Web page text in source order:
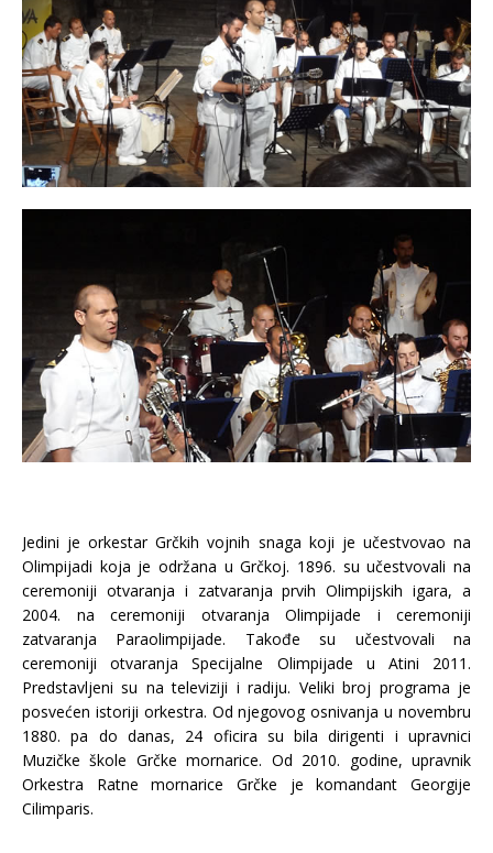
Jedini je orkestar Grčkih vojnih snaga koji je učestvovao na
Olimpijadi koja je održana u Grčkoj. 1896. su učestvovali na
ceremoniji otvaranja i zatvaranja prvih Olimpijskih igara, a
2004. na ceremoniji otvaranja Olimpijade i ceremoniji
zatvaranja Paraolimpijade. Takođe su učestvovali na
ceremoniji otvaranja Specijalne Olimpijade u Atini 2011.
Predstavljeni su na televiziji i radiju. Veliki broj programa je
posvećen istoriji orkestra. Od njegovog osnivanja u novembru
1880. pa do danas, 24 oficira su bila dirigenti i upravnici
Muzičke škole Grčke mornarice. Od 2010. godine, upravnik
Orkestra Ratne mornarice Grčke je komandant Georgije
Cilimparis.